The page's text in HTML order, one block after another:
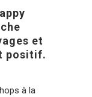
et
positif.
à la